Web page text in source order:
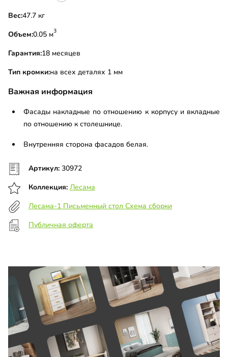
Вес:
47.7 кг
Объем:
0.05 м3
Гарантия:18 месяцев
Тип кромки:на всех деталях 1 мм
Важная информация
Фасады накладные по отношению к корпусу и вкладные
по отношению к столешнице.
Внутренняя сторона фасадов белая.
Артикул: 30972
Коллекция: Лесама
Лесама-1 Письменный стол Схема сборки
Публичная оферта